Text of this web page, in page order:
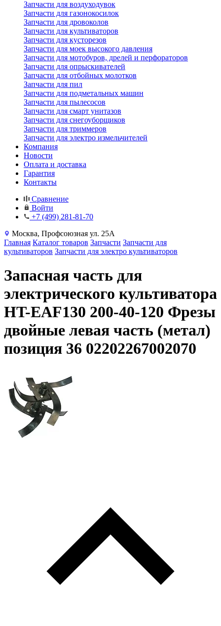
Запчасти для воздуходувок
Запчасти для газонокосилок
Запчасти для дровоколов
Запчасти для культиваторов
Запчасти для кусторезов
Запчасти для моек высокого давления
Запчасти для мотобуров, дрелей и перфораторов
Запчасти для опрыскивателей
Запчасти для отбойных молотков
Запчасти для пил
Запчасти для подметальных машин
Запчасти для пылесосов
Запчасти для смарт унитазов
Запчасти для снегоуборщиков
Запчасти для триммеров
Запчасти для электро измельчителей
Компания
Новости
Оплата и доставка
Гарантия
Контакты
Сравнение
Войти
+7 (499) 281-81-70
Москва, Профсоюзная ул. 25А
Главная Каталог товаров Запчасти Запчасти для
культиваторов Запчасти для электро культиваторов
Запасная часть для
электрического культиватора
HT-EAF130 200-40-120 Фрезы
двойные левая часть (метал)
позиция 36 02202267002070